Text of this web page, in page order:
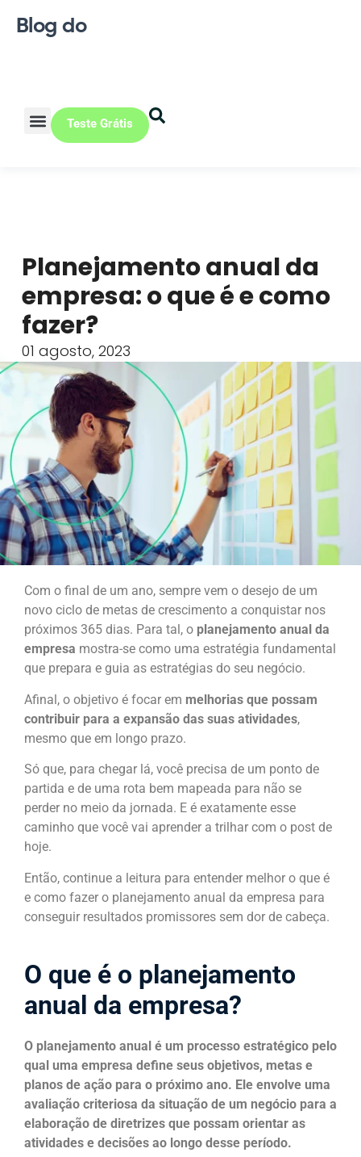
Blog do
Teste Grátis
Planejamento anual da
empresa: o que é e como
fazer?
01 agosto, 2023
Com o final de um ano, sempre vem o desejo de um
novo ciclo de metas de crescimento a conquistar nos
próximos 365 dias. Para tal, o planejamento anual da
empresa mostra-se como uma estratégia fundamental
que prepara e guia as estratégias do seu negócio.
Afinal, o objetivo é focar em melhorias que possam
contribuir para a expansão das suas atividades,
mesmo que em longo prazo.
Só que, para chegar lá, você precisa de um ponto de
partida e de uma rota bem mapeada para não se
perder no meio da jornada. E é exatamente esse
caminho que você vai aprender a trilhar com o post de
hoje.
Então, continue a leitura para entender melhor o que é
e como fazer o planejamento anual da empresa para
conseguir resultados promissores sem dor de cabeça.
O que é o planejamento
anual da empresa?
O planejamento anual é um processo estratégico pelo
qual uma empresa define seus objetivos, metas e
planos de ação para o próximo ano. Ele envolve uma
avaliação criteriosa da situação de um negócio para a
elaboração de diretrizes que possam orientar as
atividades e decisões ao longo desse período.